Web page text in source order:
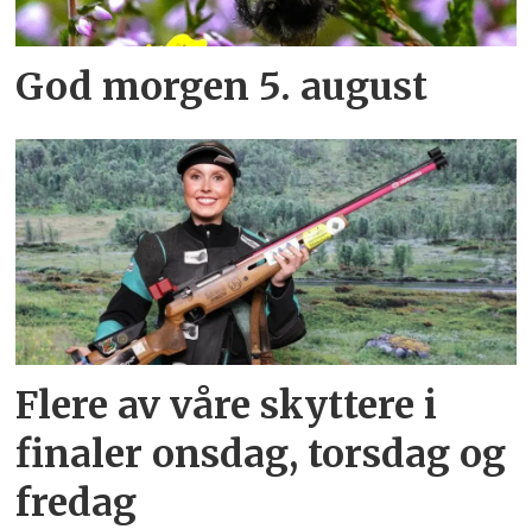
God morgen 5. august
Flere av våre skyttere i
finaler onsdag, torsdag og
fredag